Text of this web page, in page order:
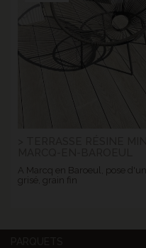
A Marcq en Baroeul, pose
grisé, grain fin